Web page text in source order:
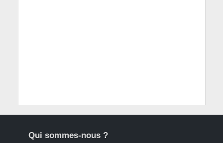
Qui sommes-nous ?